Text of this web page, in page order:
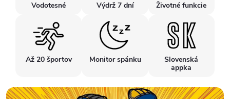
Vodotesné Výdrž 7 dní Životné funkcie
Až 20 športov Monitor spánku
Slovenská
appka